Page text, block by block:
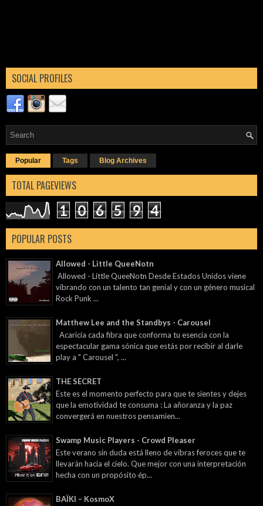
SOCIAL PROFILES
Popular Tags Blog Archives
TOTAL PAGEVIEWS
1 0 6 5 9 4
POPULAR POSTS
Allowed - Little QueeNotn
Allowed - Little QueeNotn Desde Estados Unidos viene
vibrando con un talento tan genial y con un género musical
Rock Punk ...
Matthew Lee and the Standbys - Carousel
Acaricia cada fibra que conforma tu esencia con la
espectacular gama sónica que estás por recibir al darle
play a " Carousel ", ...
THE SECRET
Este es el momento perfecto para que te sientes y dejes
que la emotividad te consuma : La añoranza y la paz
convergerá en nuestros pensamien...
Swamp Music Players - Crowd Pleaser
Este verano sin duda está lleno de vibras feroces que te
llevarán hacia el cielo. Que mejor con una interpretación
hecha con un propósito ép...
BAÏKI – KosmoX